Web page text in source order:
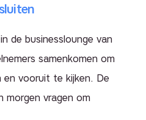
de businesslounge van
samenkomen om
en vooruit te kijken. De
morgen vragen om